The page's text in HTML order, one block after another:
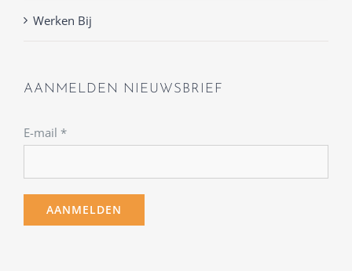
Werken Bij
AANMELDEN NIEUWSBRIEF
E-mail *